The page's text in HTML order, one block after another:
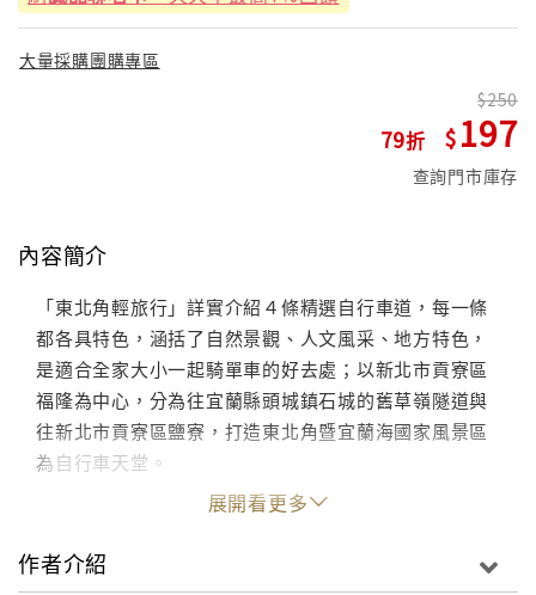
大量採購團購專區
79
250
197
查詢門市庫存
內容簡介
「東北角輕旅行」詳實介紹４條精選自行車道，每一條
都各具特色，涵括了自然景觀、人文風采、地方特色，
是適合全家大小一起騎單車的好去處；以新北市貢寮區
福隆為中心，分為往宜蘭縣頭城鎮石城的舊草嶺隧道與
往新北市貢寮區鹽寮，打造東北角暨宜蘭海國家風景區
為自行車天堂。
展開看更多
作者介紹